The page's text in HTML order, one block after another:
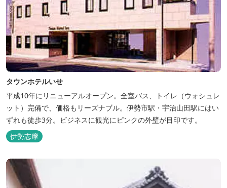
タウンホテルいせ
平成10年にリニューアルオープン。全室バス、トイレ（ウォシュレ
ット）完備で、価格もリーズナブル。伊勢市駅・宇治山田駅にはい
ずれも徒歩3分。ビジネスに観光にピンクの外壁が目印です。
伊勢志摩